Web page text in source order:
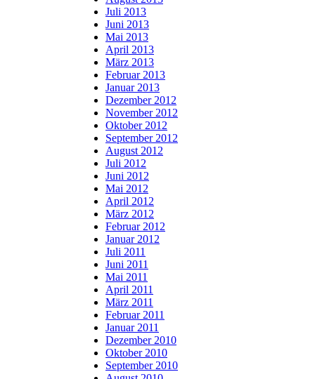
Juli 2013
Juni 2013
Mai 2013
April 2013
März 2013
Februar 2013
Januar 2013
Dezember 2012
November 2012
Oktober 2012
September 2012
August 2012
Juli 2012
Juni 2012
Mai 2012
April 2012
März 2012
Februar 2012
Januar 2012
Juli 2011
Juni 2011
Mai 2011
April 2011
März 2011
Februar 2011
Januar 2011
Dezember 2010
Oktober 2010
September 2010